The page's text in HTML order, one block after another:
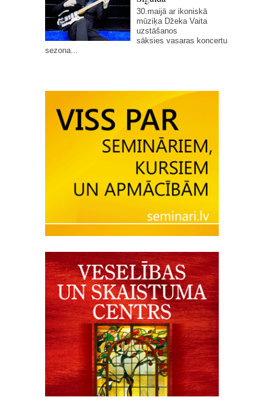
30.maijā ar ikoniskā
mūziķa Džeka Vaita
uzstāšanos
sāksies vasaras koncertu
sezona...